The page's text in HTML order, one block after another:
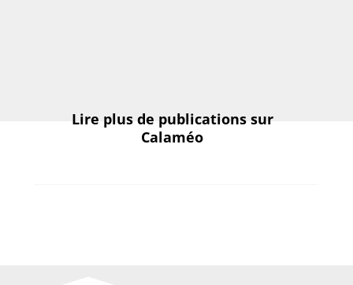
Lire plus de publications sur
Calaméo